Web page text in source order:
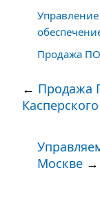
Продажа ПО
← Продажа
Касперского
Москве→